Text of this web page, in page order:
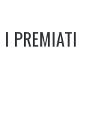
I PREMIATI